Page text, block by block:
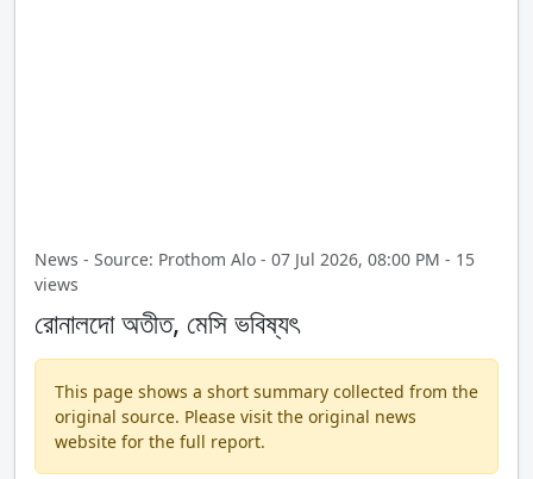
News - Source: Prothom Alo - 07 Jul 2026, 08:00 PM - 15
views
রোনালদো অতীত, মেসি ভবিষ্যৎ
This page shows a short summary collected from the
original source. Please visit the original news
website for the full report.